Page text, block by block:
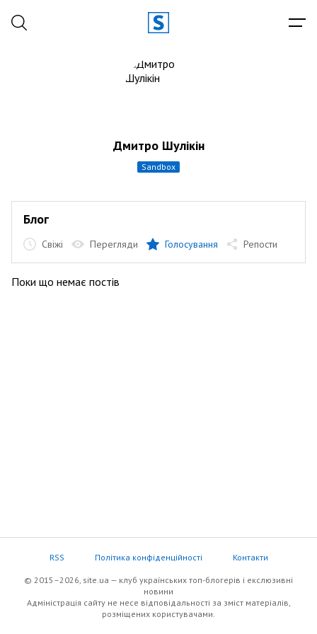
Дмитро Шулікін
sandbox
Блог
Свіжі Перегляди Голосування Репости
Поки що немає постів
RSS Політика конфіденційності Контакти
© 2015–2026, site.ua — клуб українських топ-блогерів i екслюзивнi
новини
Адміністрація сайту не несе відповідальності за зміст матеріалів,
розміщених користувачами.